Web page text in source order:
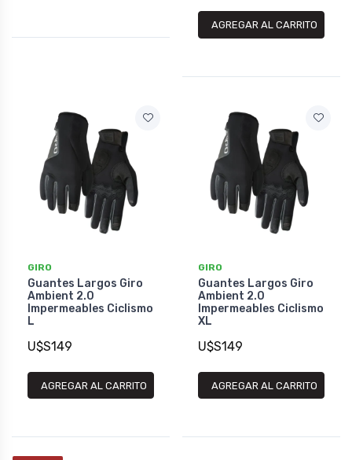
AGREGAR AL CARRITO
GIRO
Guantes Largos Giro
Ambient 2.0
Impermeables Ciclismo
L
U$S149
AGREGAR AL CARRITO
GIRO
Guantes Largos Giro
Ambient 2.0
Impermeables Ciclismo
XL
U$S149
AGREGAR AL CARRITO